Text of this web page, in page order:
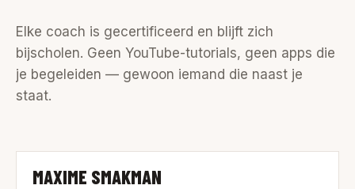
Elke coach is gecertificeerd en blijft zich
bijscholen. Geen YouTube-tutorials, geen apps die
je begeleiden — gewoon iemand die naast je
staat.
01
MAXIME SMAKMAN